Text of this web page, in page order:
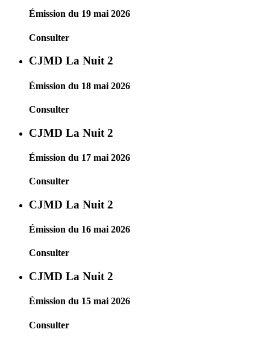
Émission du 19 mai 2026
Consulter
CJMD La Nuit 2
Émission du 18 mai 2026
Consulter
CJMD La Nuit 2
Émission du 17 mai 2026
Consulter
CJMD La Nuit 2
Émission du 16 mai 2026
Consulter
CJMD La Nuit 2
Émission du 15 mai 2026
Consulter